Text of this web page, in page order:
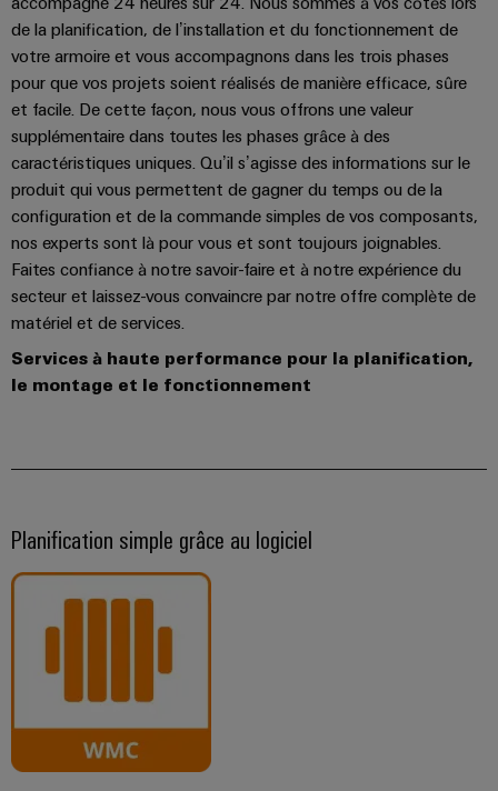
de la planification, de l’installation et du fonctionnement de
votre armoire et vous accompagnons dans les trois phases
pour que vos projets soient réalisés de manière efficace, sûre
et facile. De cette façon, nous vous offrons une valeur
supplémentaire dans toutes les phases grâce à des
caractéristiques uniques. Qu’il s’agisse des informations sur le
produit qui vous permettent de gagner du temps ou de la
configuration et de la commande simples de vos composants,
nos experts sont là pour vous et sont toujours joignables.
Faites confiance à notre savoir-faire et à notre expérience du
secteur et laissez-vous convaincre par notre offre complète de
matériel et de services.
Services à haute performance pour la planification,
le montage et le fonctionnement
Planification simple grâce au logiciel